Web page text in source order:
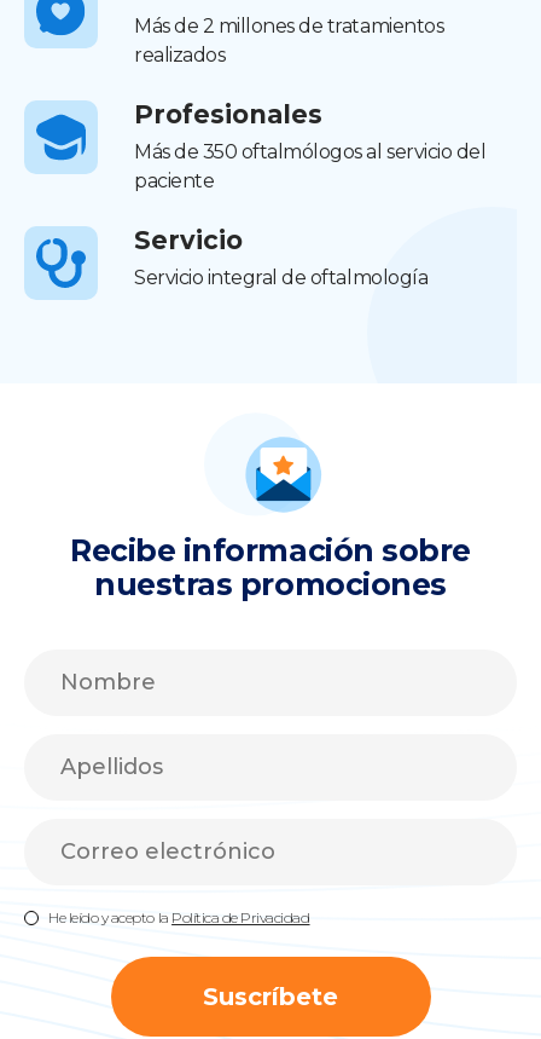
Más de 2 millones de tratamientos
realizados
Profesionales
Más de 350 oftalmólogos al servicio del
paciente
Servicio
Servicio integral de oftalmología
Recibe información sobre
nuestras promociones
He leído y acepto la Política de Privacidad
Suscríbete